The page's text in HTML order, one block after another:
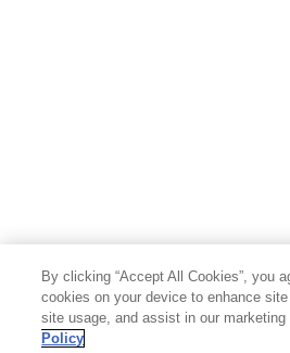
芸術・アート 映
写真集 教養
医学・福祉
By clicking “Accept All Cookies”, you
cookies on your device to enhance
site usage, and assist in our marketing
Policy